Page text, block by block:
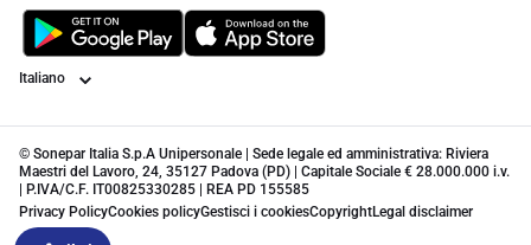
Lingua
© Sonepar Italia S.p.A Unipersonale | Sede legale ed amministrativa: Riviera
Maestri del Lavoro, 24, 35127 Padova (PD) | Capitale Sociale € 28.000.000 i.v.
| P.IVA/C.F. IT00825330285 | REA PD 155585
Privacy PolicyCookies policyGestisci i cookiesCopyrightLegal disclaimer